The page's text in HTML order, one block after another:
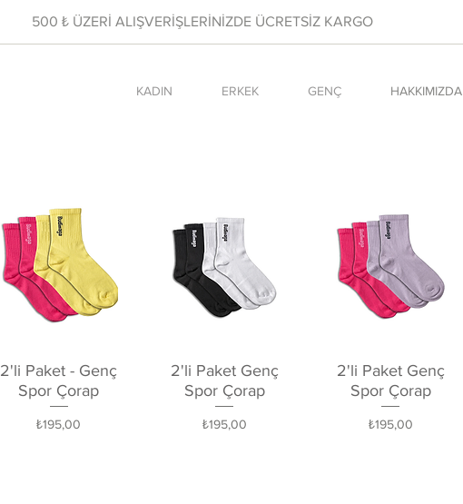
KADIN ERKEK GENÇ HAKKIMIZDA
500 ₺ ÜZERİ ALIŞVERİŞLERİNİZDE ÜCRETSİZ KARGO
Hızlı Bakış
2'li Paket - Genç
Spor Çorap
Fiyat
₺195,00
Hızlı Bakış
2'li Paket Genç
Spor Çorap
Fiyat
₺195,00
Hızlı Bakış
2'li Paket Genç
Spor Çorap
Fiyat
₺195,00